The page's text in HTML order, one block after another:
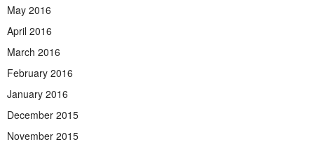
May 2016
April 2016
March 2016
February 2016
January 2016
December 2015
November 2015